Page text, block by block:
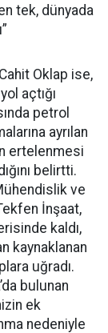
tek, dünyada
Oklap ise,
açtığı
petrol
ayrılan
ertelenmesi
belirtti.
ve
İnşaat,
kaldı,
kaynaklanan
uğradı.
bulunan
ek
nedeniyle